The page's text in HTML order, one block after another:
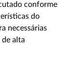
conforme
do
necessárias
de alta